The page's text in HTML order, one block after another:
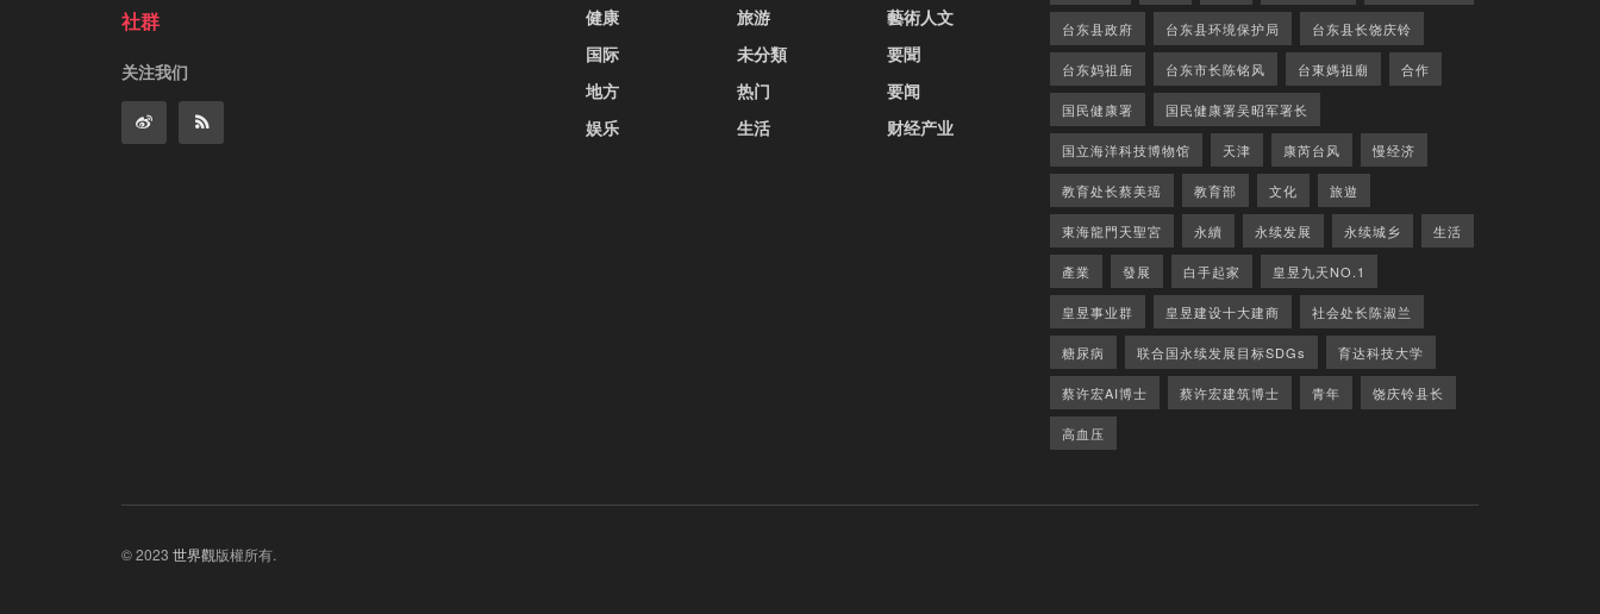
社群
关注我们
健康
国际
地方
娱乐
旅游
未分類
热门
生活
藝術人文
要聞
要闻
财经产业
台东县政府 台东县环境保护局 台东县长饶庆铃
台东妈祖庙 台东市长陈铭风 台東媽祖廟 合作
国民健康署 国民健康署吴昭军署长
国立海洋科技博物馆 天津 康芮台风 慢经济
教育处长蔡美瑶 教育部 文化 旅遊
東海龍門天聖宮 永續 永续发展 永续城乡 生活
產業 發展 白手起家 皇昱九天NO.1
皇昱事业群 皇昱建设十大建商 社会处长陈淑兰
糖尿病 联合国永续发展目标SDGs 育达科技大学
蔡许宏AI博士 蔡许宏建筑博士 青年 饶庆铃县长
高血压
© 2023 世界觀版權所有.